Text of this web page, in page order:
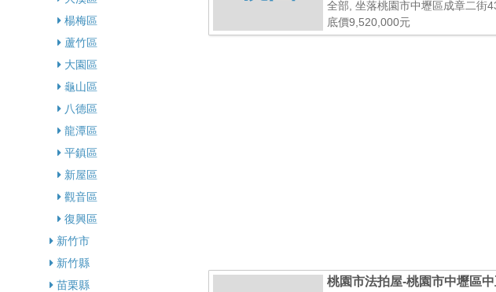
楊梅區
蘆竹區
大園區
龜山區
八德區
龍潭區
平鎮區
新屋區
觀音區
復興區
新竹市
新竹縣
苗栗縣
全部, 坐落桃園市中壢區成章二街
底價9,520,000元
桃園市法拍屋-桃園市中壢區